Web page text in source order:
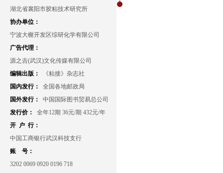
湖北省襄阳市胶粘技术研究所
协办单位：
宁波大榭开发区综研化学有限公司
广告代理：
源之吉(武汉)文化传媒有限公司
编辑出版：
《粘接》杂志社
国内发行：
全国各地邮政局
国外发行：
中国国际图书贸易总公司
发行价：
全年12期 36元/期 432元/年
开 户 行：
中国工商银行武汉科技支行
账 号：
3202 0069 0920 0196 718